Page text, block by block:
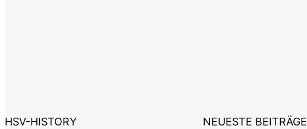
HSV-HISTORY NEUESTE BEITRÄGE